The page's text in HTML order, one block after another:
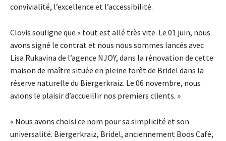
convivialité, l’excellence et l’accessibilité.
Clovis souligne que « tout est allé très vite. Le 01 juin, nous
avons signé le contrat et nous nous sommes lancés avec
Lisa Rukavina de l’agence NJOY, dans la rénovation de cette
maison de maître située en pleine forêt de Bridel dans la
réserve naturelle du Biergerkraiz. Le 06 novembre, nous
avions le plaisir d’accueillir nos premiers clients. »
« Nous avons choisi ce nom pour sa simplicité et son
universalité. Biergerkraiz, Bridel, anciennement Boos Café,